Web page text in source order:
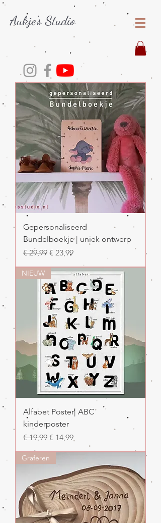
Aukje's Studio
Gepersonaliseerd
Bundelboekje | uniek ontwerp
Normale prijs
€ 29,99 Verkoopprijs
€ 23,99
NIEUW
Alfabet Poster| ABC
kinderposter
Normale prijs
€ 19,99 Verkoopprijs
€ 14,99
Graferen